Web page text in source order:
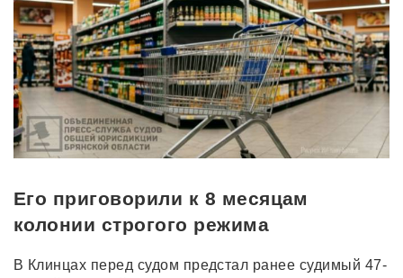
Его приговорили к 8 месяцам
колонии строгого режима
В Клинцах перед судом предстал ранее судимый 47-